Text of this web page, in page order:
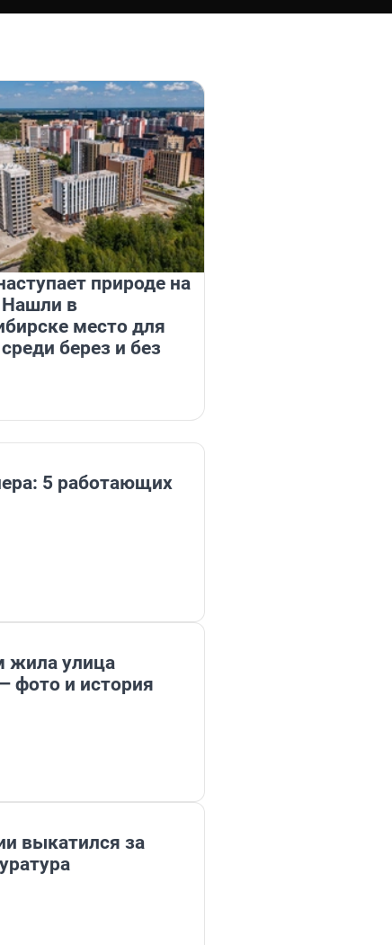
природе на
Нашли в
место для
берез и без
5 работающих
жила улица
фото и история
выкатился за